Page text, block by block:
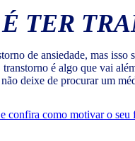
TER
de ansiedade, mas
é algo que vai
deixe de procurar um
confira como motivar o seu